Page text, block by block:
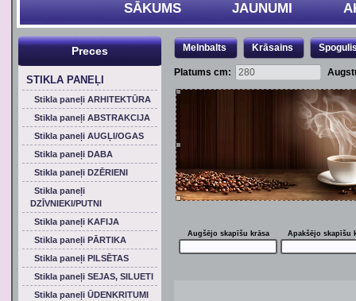
SĀKUMS JAUNUMI
Melnbalts Krāsains
Platums cm:
Augšējo skapīšu krāsa Apakšējo skapīšu
Preces
STIKLA PANEĻI
Stikla paneļi ARHITEKTŪRA
Stikla paneļi ABSTRAKCIJA
Stikla paneļi AUGĻI/OGAS
Stikla paneļi DABA
Stikla paneļi DZĒRIENI
Stikla paneļi
DZĪVNIEKI/PUTNI
Stikla paneļi KAFIJA
Stikla paneļi PĀRTIKA
Stikla paneļi PILSĒTAS
Stikla paneļi SEJAS, SILUETI
Stikla paneļi ŪDENKRITUMI